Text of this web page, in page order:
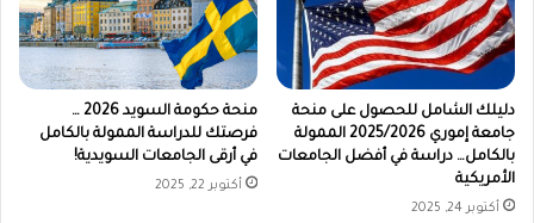
دليلك الشامل للحصول على منحة
جامعة إموري 2025/2026 الممولة
بالكامل… دراسة في أفضل الجامعات
الأمريكية
أكتوبر 24, 2025
منحة حكومة السويد 2026 …
فرصتك للدراسة الممولة بالكامل
في أرقى الجامعات السويدية!
أكتوبر 22, 2025